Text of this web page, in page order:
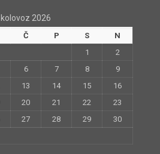
kolovoz 2026
Č P S
N
1
2
6 7 8
9
13 14 15
16
20 21 22
23
27 28 29
30